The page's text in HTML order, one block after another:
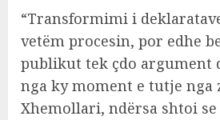
“Transformimi i
vetëm procesin, por edhe
publikut tek çdo argument
nga ky moment e tutje nga
Xhemollari, ndërsa shtoi